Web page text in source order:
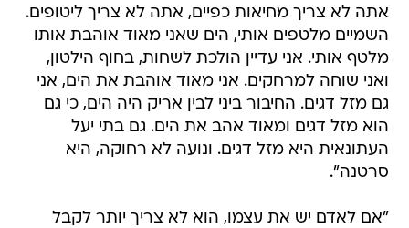
אתה לא צריך מחיאות כפיים, אתה לא צריך ליטופים.
השמיים מלטפים אותי, הים שאני מאוד אוהבת אותו
מלטף אותי. אני עדיין הולכת לשחות, בחוף הילטון,
ואני שוחה למרחקים. אני מאוד אוהבת את הים, אני
גם מזל דגים. החיבור ביני לבין אריק היה הים, כי גם
הוא מזל דגים ומאוד אהב את הים. גם בתי יעל
העתונאית היא מזל דגים. ונועה לא רחוקה, היא
סרטנה".
"אם לאדם יש את עצמו, הוא לא צריך יותר לקבל